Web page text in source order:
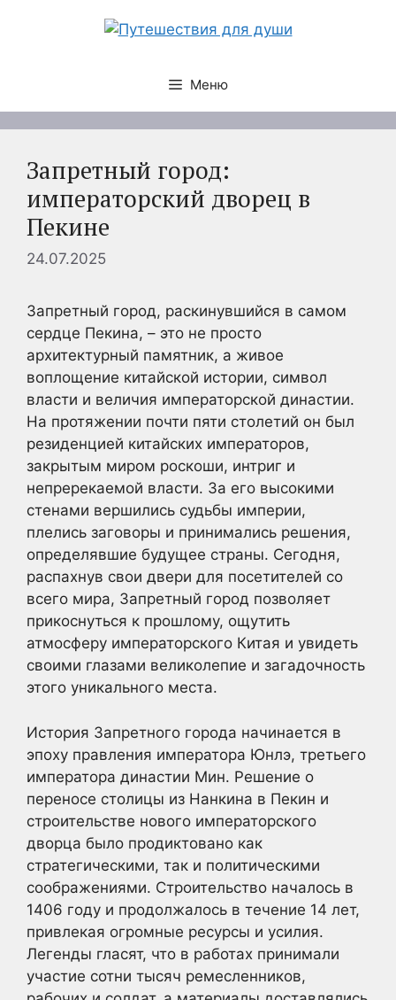
Меню
Запретный город:
императорский дворец в
Пекине
24.07.2025
Запретный город, раскинувшийся в самом
сердце Пекина, – это не просто
архитектурный памятник, а живое
воплощение китайской истории, символ
власти и величия императорской династии.
На протяжении почти пяти столетий он был
резиденцией китайских императоров,
закрытым миром роскоши, интриг и
непререкаемой власти. За его высокими
стенами вершились судьбы империи,
плелись заговоры и принимались решения,
определявшие будущее страны. Сегодня,
распахнув свои двери для посетителей со
всего мира, Запретный город позволяет
прикоснуться к прошлому, ощутить
атмосферу императорского Китая и увидеть
своими глазами великолепие и загадочность
этого уникального места.
История Запретного города начинается в
эпоху правления императора Юнлэ, третьего
императора династии Мин. Решение о
переносе столицы из Нанкина в Пекин и
строительстве нового императорского
дворца было продиктовано как
стратегическими, так и политическими
соображениями. Строительство началось в
1406 году и продолжалось в течение 14 лет,
привлекая огромные ресурсы и усилия.
Легенды гласят, что в работах принимали
участие сотни тысяч ремесленников,